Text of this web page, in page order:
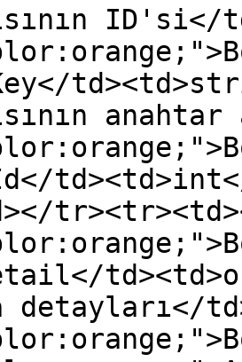
ID'si</
detayları</